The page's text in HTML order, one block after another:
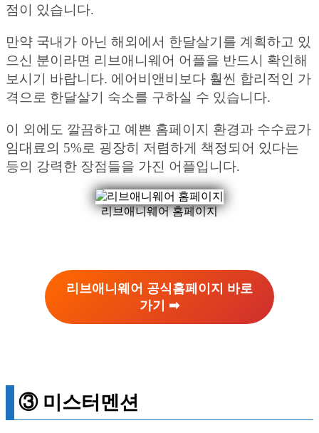
점이 있습니다.
만약 국내가 아닌 해외에서 한달살기를 계획하고 있
으신 분이라면 리브애니웨어 어플을 반드시 확인해
보시기 바랍니다. 에어비앤비보다 훨씬 합리적인 가
격으로 한달살기 숙소를 구하실 수 있습니다.
이 외에도 깔끔하고 예쁜 홈페이지 환경과 수수료가
임대료의 5%로 굉장히 저렴하게 책정되어 있다는
등의 강력한 장점들을 가진 어플입니다.
리브애니웨어 홈페이지
리브애니웨어 공식홈페이지 바로
가기 ➡︎
③ 미스터멘션